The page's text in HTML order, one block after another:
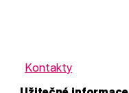
Kontakty